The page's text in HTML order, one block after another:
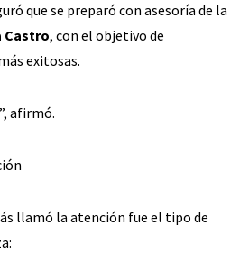
que se preparó con asesoría de la
Castro, con el objetivo de
exitosas.
afirmó.
llamó la atención fue el tipo de